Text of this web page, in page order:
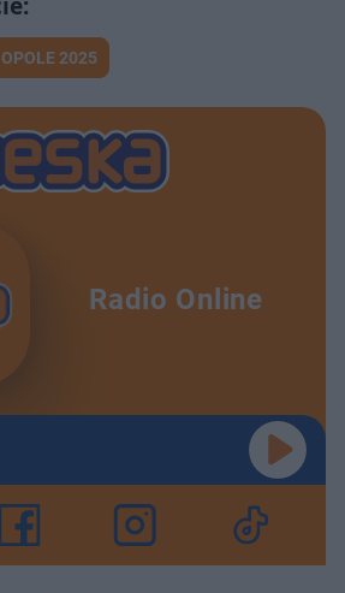
OPOLE 2025
Radio Online